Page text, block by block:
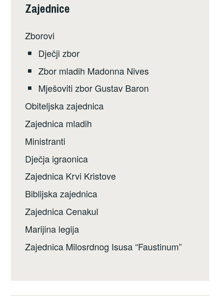
Zajednice
Zborovi
Dječji zbor
Zbor mladih Madonna Nives
Mješoviti zbor Gustav Baron
Obiteljska zajednica
Zajednica mladih
Ministranti
Dječja igraonica
Zajednica Krvi Kristove
Biblijska zajednica
Zajednica Cenakul
Marijina legija
Zajednica Milosrdnog Isusa “Faustinum”